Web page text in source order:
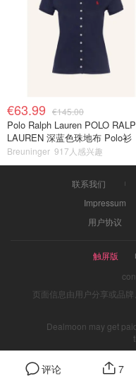
评论 7
€63.99 €145.00
Polo Ralph Lauren POLO
LAUREN 深蓝色珠地布 Polo衫
Breuninger 917人感兴趣
联系我们
Impressum
用户协议
触屏版
页面信息由用户分享或品
Dealmoon may get